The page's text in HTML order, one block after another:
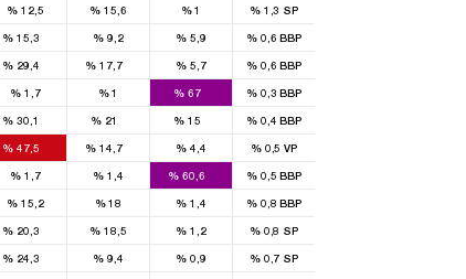
% 12,5 % 15,6 %1 %1,3 SP
% 15,3
1
% 9,2 % 5,9 %0,6BBP
% 29,4 % 17,7 % 5,7 %0,6BBP
% 1,7 %1 %67
4
%0,3BBP
% 30,1 %21 %15 %0,4BBP
% 47,5 % 14,7 % 4,4 %0,5VP
% 1,7 % 1,4 % 60,6 %0,5BBP
% 15,2 %18 % 1,4 %0,8BBP
% 20,3
1
% 18,5 % 1,2 %0,8 SP
% 24,3 % 9,4 % 0,9 %0,7 SP